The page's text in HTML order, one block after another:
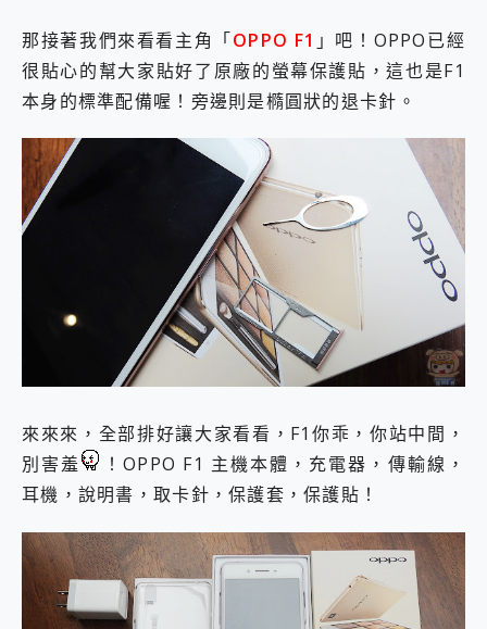
那接著我們來看看主角「OPPO F1 」吧！OPPO已經
很貼心的幫大家貼好了原廠的螢幕保護貼，這也是F1
本身的標準配備喔！旁邊則是橢圓狀的退卡針。
來來來，全部排好讓大家看看，F1你乖，你站中間，
別害羞
！OPPO F1 主機本體，充電器，傳輸線，
耳機，說明書，取卡針，保護套，保護貼！